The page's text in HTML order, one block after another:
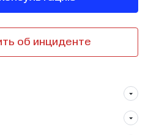
об инциденте